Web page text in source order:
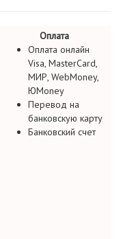
Оплата
Оплата онлайн
Visa, MasterCard,
МИР, WebMoney,
ЮMoney
Перевод на
банковскую карту
Банковский счет